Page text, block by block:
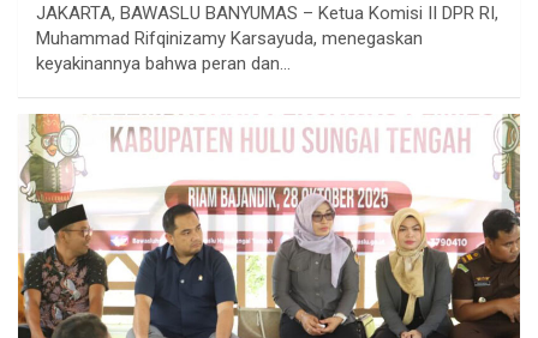
JAKARTA, BAWASLU BANYUMAS – Ketua Komisi II DPR RI,
Muhammad Rifqinizamy Karsayuda, menegaskan
keyakinannya bahwa peran dan…